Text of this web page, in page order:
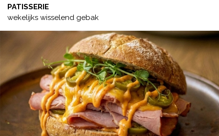
PATISSERIE
wekelijks wisselend gebak